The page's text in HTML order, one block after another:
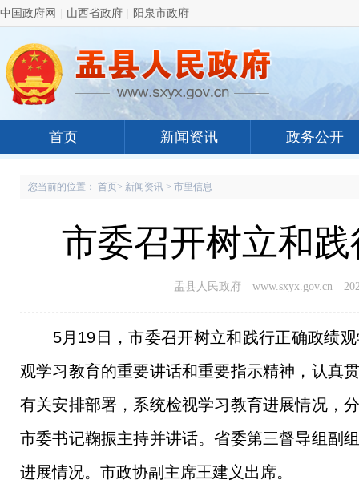
中国政府网 山西省政府 阳泉市政府
首页 新闻资讯 政务公开
您当前的位置： 首页> 新闻资讯 > 市里信息
市委召开树立和
盂县人民政府 www.sxyx.gov.cn
5月19日，市委召开树立和践行正确政绩观
观学习教育的重要讲话和重要指示精神，认真
有关安排部署，系统检视学习教育进展情况，
市委书记鞠振主持并讲话。省委第三督导组副
进展情况。市政协副主席王建义出席。